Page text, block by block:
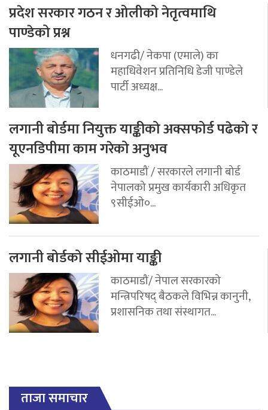
प्रदेश सरकार गठन र ओलीको नेतृत्वमाथि
पाण्डेको प्रश्न
धनगढी/ नेकपा (एमाले) का
महाधिवेशन प्रतिनिधि डेजी पाण्डेले
पार्टी अध्यक्ष...
लगानी बोर्डमा नियुक्त याङ्कीको अक्सफोर्ड पढेको र
यूएनडिपीमा काम गरेको अनुभव
काठमाडौं / सरकारले लगानी बोर्ड
नेपालको प्रमुख कार्यकारी अधिकृत
९सीईओ०...
लगानी बोर्डको सीईओमा याङ्की
काठमाडौं/ नेपाल सरकारको
मन्त्रिपरिषद् बैठकले विभिन्न कानुनी,
प्रशासनिक तथा संस्थागत...
ताजा समाचार